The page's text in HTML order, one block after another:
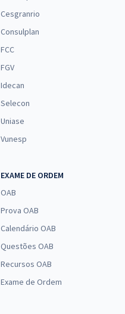
Cesgranrio
Consulplan
FCC
FGV
Idecan
Selecon
Uniase
Vunesp
EXAME DE ORDEM
OAB
Prova OAB
Calendário OAB
Questões OAB
Recursos OAB
Exame de Ordem